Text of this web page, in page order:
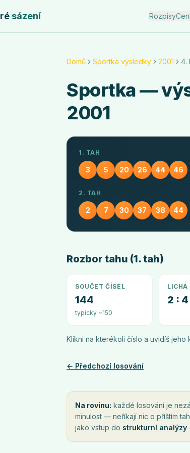
sázení Rozpisy
Domů Sportka výsledky 2001 4.
Sportka—
2001
1. TAH
3 5 20 26 44 46
2. TAH
2 7 30 37 38 44
Rozbor tahu (1. tah)
SOUČET ČÍSEL
144
typicky ~150
LICHÁ
2 : 4
Klikni na kterékoli číslo a uvidíš
← Předchozí losování
Na rovinu: každé losování je
minulost — neříkají nic o příštím
jako vstup do strukturní analýzy